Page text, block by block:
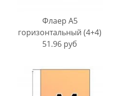
Флаер A5
горизонтальный (4+4)
51.96 руб